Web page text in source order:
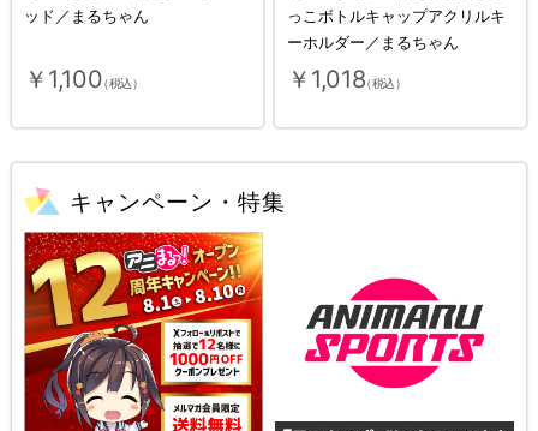
ッド／まるちゃん
￥1,100（税込）
っこボトルキャップアクリルキ
ーホルダー／まるちゃん
￥1,018（税込）
キャンペーン・特集